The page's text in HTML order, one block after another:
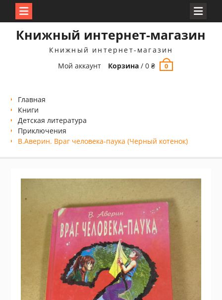
Книжный интернет-магазин
Книжный интернет-магазин
Мой аккаунт
Корзина /0₴ 0
Главная
Книги
Детская литература
Приключения
В.Аверин. Враг человека-паука (Черный котенок)